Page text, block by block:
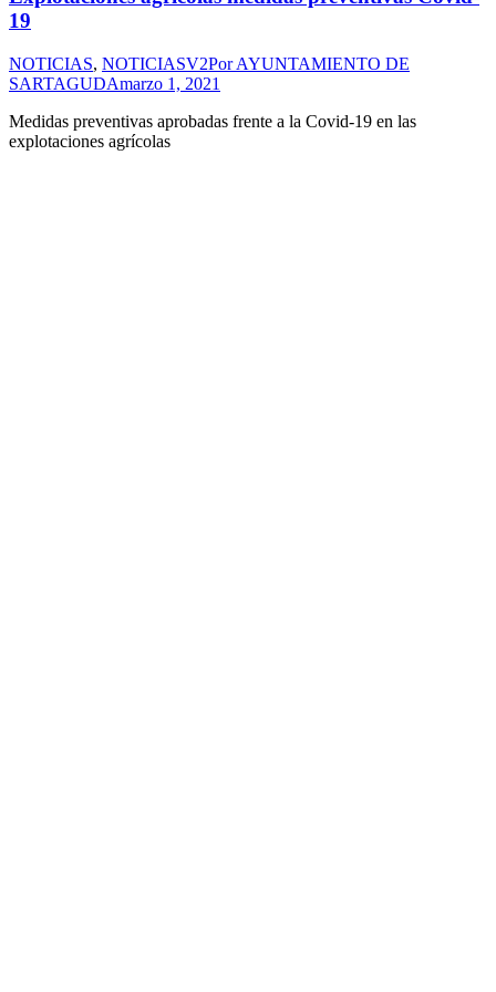
19
NOTICIAS, NOTICIASV2PorAYUNTAMIENTO DE
SARTAGUDAmarzo 1, 2021
Medidas preventivas aprobadas frente a la Covid-19 en las
explotaciones agrícolas